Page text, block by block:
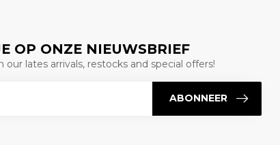
OP ONZE NIEUWSBRIEF
lates arrivals, restocks and special offers!
ABONNEER